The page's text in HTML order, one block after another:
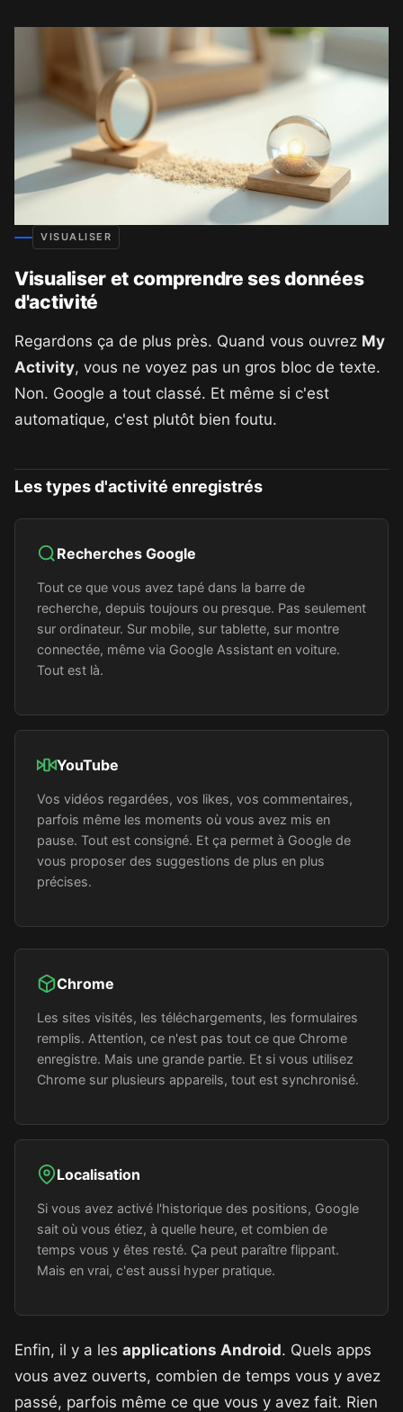
VISUALISER
Visualiser et comprendre ses données
d'activité
Regardons ça de plus près. Quand vous ouvrez My
Activity, vous ne voyez pas un gros bloc de texte.
Non. Google a tout classé. Et même si c'est
automatique, c'est plutôt bien foutu.
Les types d'activité enregistrés
Recherches Google
Tout ce que vous avez tapé dans la barre de
recherche, depuis toujours ou presque. Pas seulement
sur ordinateur. Sur mobile, sur tablette, sur montre
connectée, même via Google Assistant en voiture.
Tout est là.
YouTube
Vos vidéos regardées, vos likes, vos commentaires,
parfois même les moments où vous avez mis en
pause. Tout est consigné. Et ça permet à Google de
vous proposer des suggestions de plus en plus
précises.
Chrome
Les sites visités, les téléchargements, les formulaires
remplis. Attention, ce n'est pas tout ce que Chrome
enregistre. Mais une grande partie. Et si vous utilisez
Chrome sur plusieurs appareils, tout est synchronisé.
Localisation
Si vous avez activé l'historique des positions, Google
sait où vous étiez, à quelle heure, et combien de
temps vous y êtes resté. Ça peut paraître flippant.
Mais en vrai, c'est aussi hyper pratique.
Enfin, il y a les applications Android. Quels apps
vous avez ouverts, combien de temps vous y avez
passé, parfois même ce que vous y avez fait. Rien